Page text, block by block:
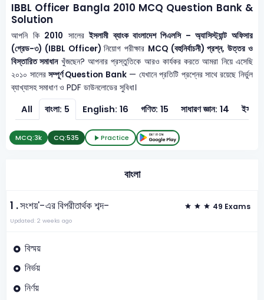
IBBL Officer Bangla 2010 MCQ Question Bank &
Solution
আপনি কি 2010 সালেরইসলামী ব্যাংক বাংলাদেশ পিএলসি – অ্যাসিস্ট্যান্ট অফিসার
(গ্রেড-৩) (IBBL Officer)নিয়োগ পরীক্ষার MCQ (বহুনির্বাচনী) প্রশ্ন, উত্তর ও
বিস্তারিত সমাধানখুঁজছেন? আপনার প্রস্তুতিকে আরও কার্যকর করতে আমরা নিয়ে এসেছি
২০১০ সালেরসম্পূর্ণ Question Bank— যেখানে প্রতিটি প্রশ্নের সাথে রয়েছে নির্ভুল
ব্যাখ্যাসহ সমাধাণ ও PDF ডাউনলোডের সুবিধা।
All বাংলা: 5 English: 16 গণিত: 15 সাধারণ জ্ঞান: 14 ইসলাম
MCQ:3k CQ:535 Practice
বাংলা
1 .সংশয়'-এর বিপরীতার্থক শব্দ- 49 Exams
Updated: 2 weeks ago
বিস্ময়
নির্ভয়
নির্ণয়